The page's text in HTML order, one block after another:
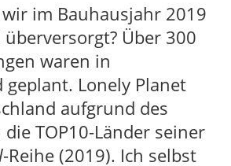
im Bauhausjahr 2019
Über 300
waren in
geplant. Lonely Planet
aufgrund des
TOP10-Länder seiner
-Reihe (2019). Ich selbst